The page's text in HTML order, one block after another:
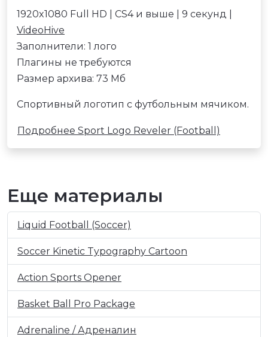
1920x1080 Full HD | CS4 и выше | 9 секунд |
VideoHive
Заполнители: 1 лого
Плагины не требуются
Размер архива: 73 Мб
Спортивный логотип с футбольным мячиком.
Подробнее Sport Logo Reveler (Football)
Еще материалы
Liquid Football (Soccer)
Soccer Kinetic Typography Cartoon
Action Sports Opener
Basket Ball Pro Package
Adrenaline / Адреналин